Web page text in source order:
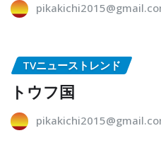
TVニューストレンド
トウフ国